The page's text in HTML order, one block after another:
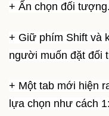
+ Ấn chọn đối tượng.
+ Giữ phím Shift và
người muốn đặt đối
+ Một tab mới hiện
lựa chọn như cách 1: